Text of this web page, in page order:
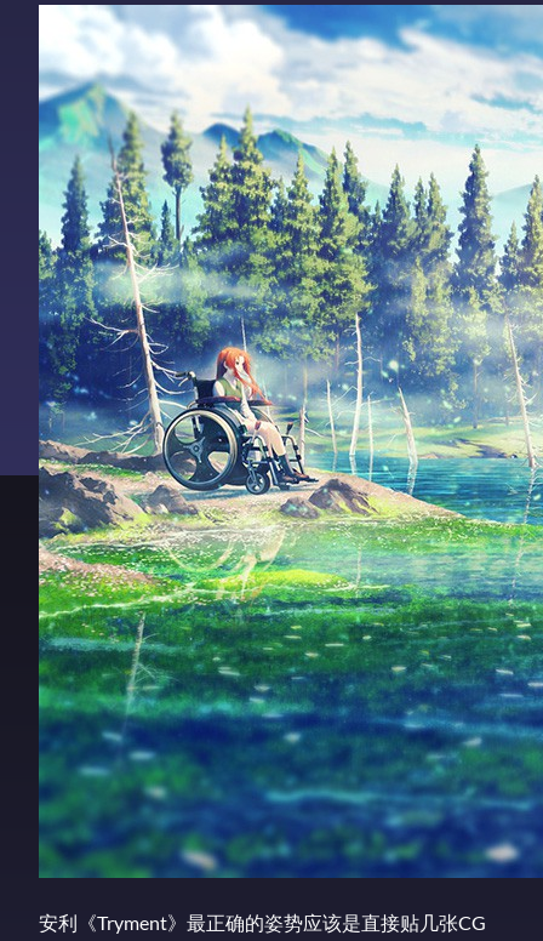
安利《Tryment》最正确的姿势应该是直接贴几张CG